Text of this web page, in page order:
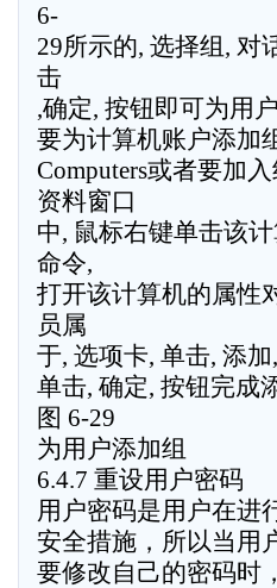
6-
29所示的, 选择组, 对
击
,确定, 按钮即可为用
要为计算机账户添加
Computers或者要加
资料窗口
中, 鼠标右键单击该
命令,
打开该计算机的属性
员属
于, 选项卡, 单击, 添
单击, 确定, 按钮完成
图 6-29
为用户添加组
6.4.7 重设用户密码
用户密码是用户在进
安全措施，所以当用
要修改自己的密码时